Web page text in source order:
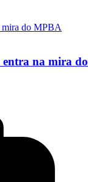
entra na mira do